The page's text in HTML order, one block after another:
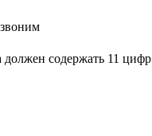
содержать 11 цифр